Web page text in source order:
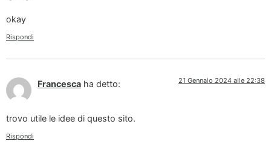
okay
Rispondi
Francesca ha detto: 21 Gennaio 2024 alle 22:38
trovo utile le idee di questo sito.
Rispondi